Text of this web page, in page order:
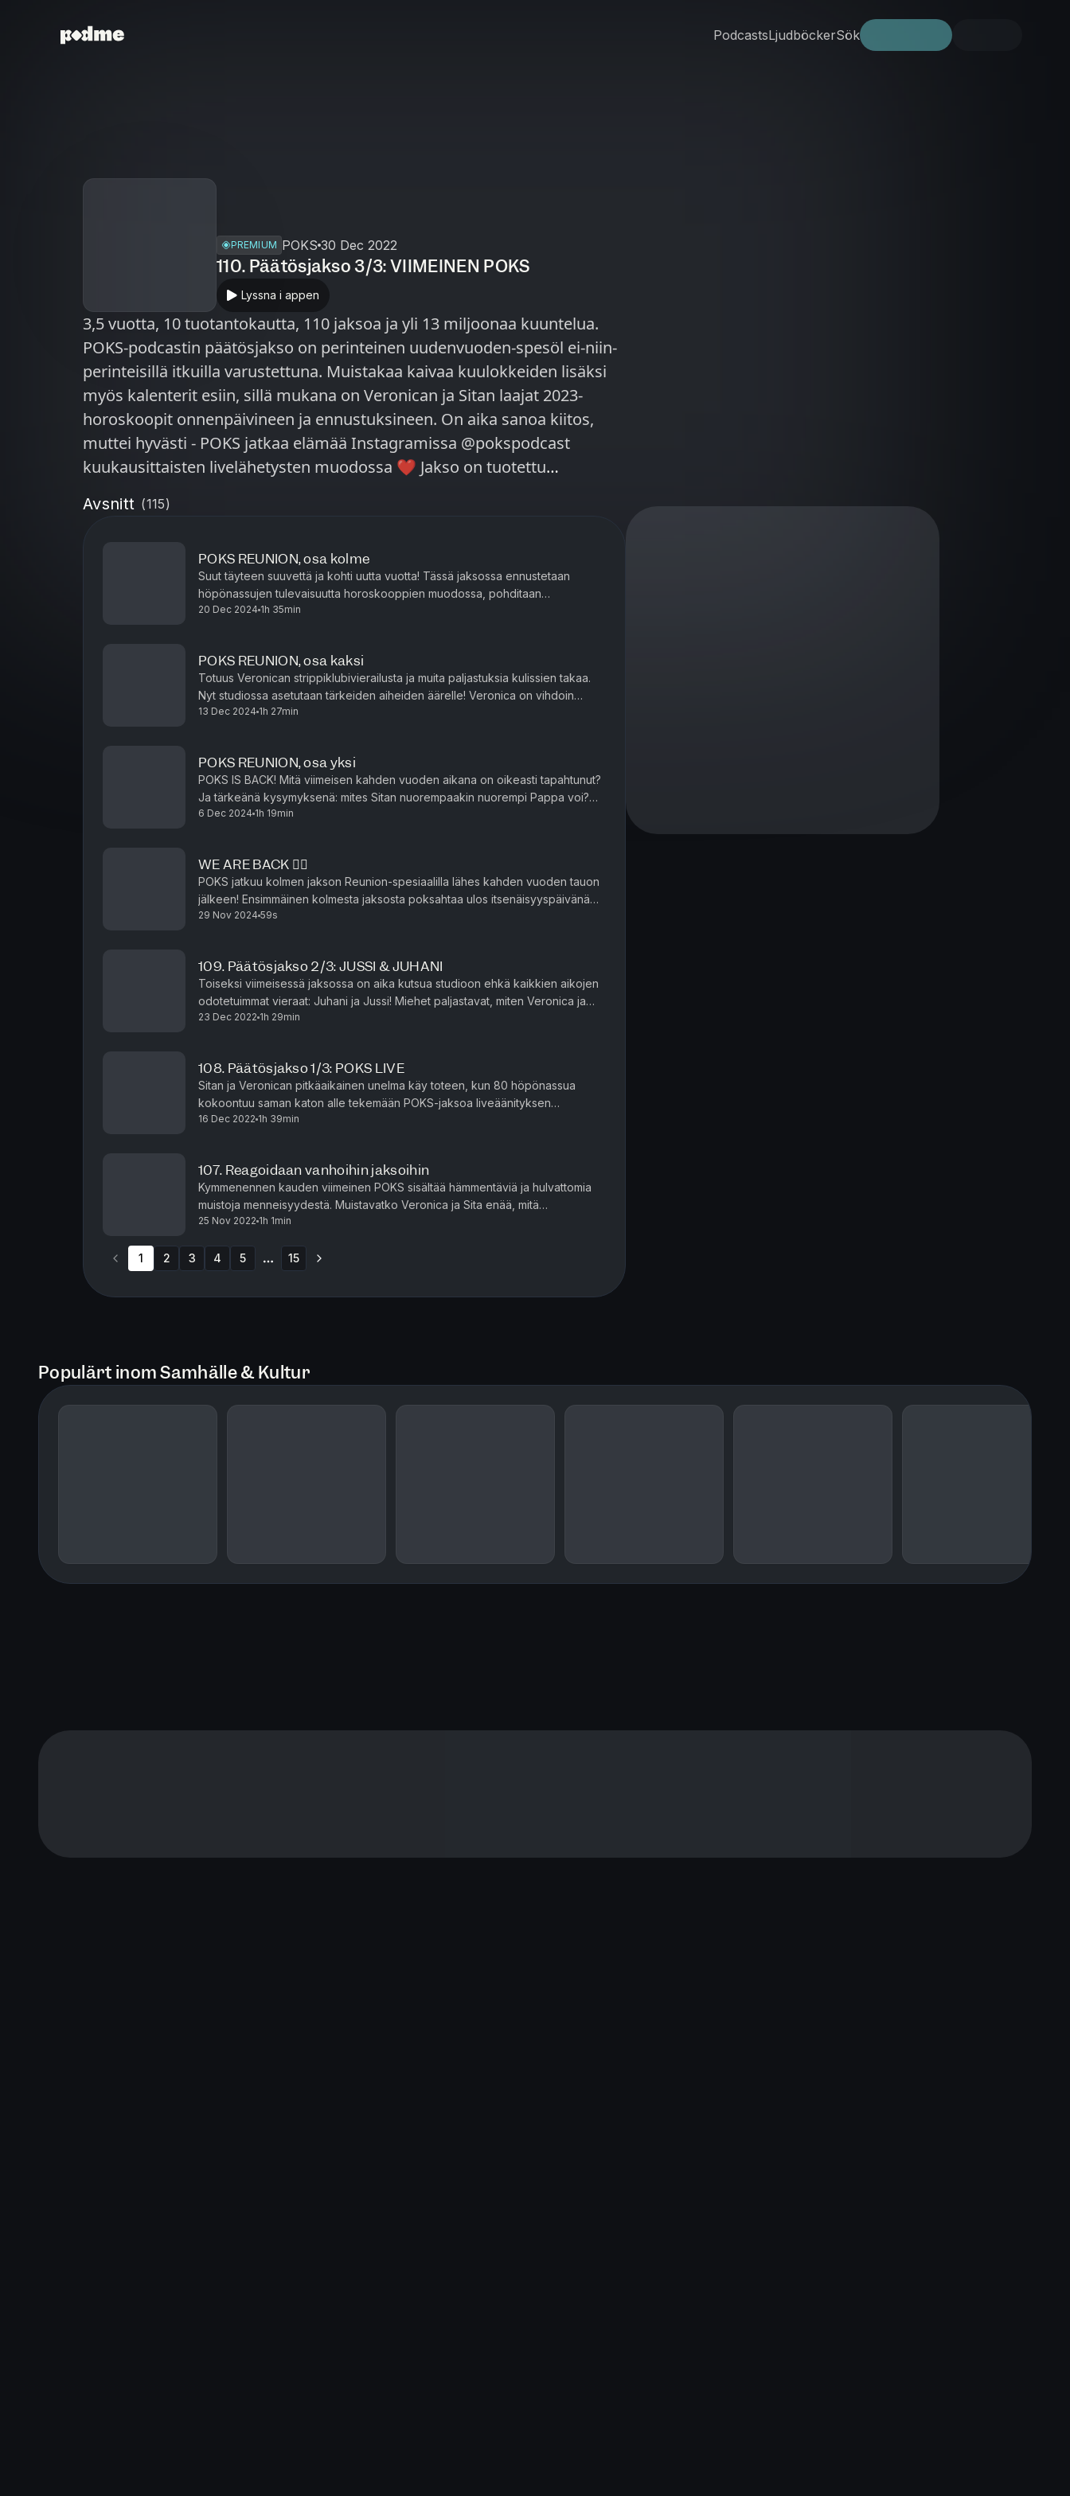
PodcastsLjudböckerSök
PREMIUM POKS 30 Dec 2022
110. Päätösjakso 3/3: VIIMEINEN POKS
Lyssna i appen
3,5 vuotta, 10 tuotantokautta, 110 jaksoa ja yli 13 miljoonaa kuuntelua.
POKS-podcastin päätösjakso on perinteinen uudenvuoden-spesöl ei-niin-
perinteisillä itkuilla varustettuna. Muistakaa kaivaa kuulokkeiden lisäksi
myös kalenterit esiin, sillä mukana on Veronican ja Sitan laajat 2023-
horoskoopit onnenpäivineen ja ennustuksineen. On aika sanoa kiitos,
muttei hyvästi - POKS jatkaa elämää Instagramissa @pokspodcast
kuukausittaisten livelähetysten muodossa ❤️ Jakso on tuotettu
Avsnitt (115)
POKS REUNION, osa kolme
Suut täyteen suuvettä ja kohti uutta vuotta! Tässä jaksossa ennustetaan
höpönassujen tulevaisuutta horoskooppien muodossa, pohditaan
perheenlisäystä ja oman ajan merkitystä. Sita jakaa paljastuksen, m...
20 Dec 2024 1h 35min
POKS REUNION, osa kaksi
Totuus Veronican strippiklubivierailusta ja muita paljastuksia kulissien takaa.
Nyt studiossa asetutaan tärkeiden aiheiden äärelle! Veronica on vihdoin
aloittanut Sitan lempisarjan - oliko siis Game ...
13 Dec 2024 1h 27min
POKS REUNION, osa yksi
POKS IS BACK! Mitä viimeisen kahden vuoden aikana on oikeasti tapahtunut?
Ja tärkeänä kysymyksenä: mites Sitan nuorempaakin nuorempi Pappa voi?
Jaksossa kuullaan kuulumisia ja nauretaan väärälle henki...
6 Dec 2024 1h 19min
WE ARE BACK ❤️‍🔥
POKS jatkuu kolmen jakson Reunion-spesiaalilla lähes kahden vuoden tauon
jälkeen! Ensimmäinen kolmesta jaksosta poksahtaa ulos itsenäisyyspäivänä
6.12. Sita ja Veronica palaavat korviisi tuttuun tapaa...
29 Nov 2024 59s
109. Päätösjakso 2/3: JUSSI & JUHANI
Toiseksi viimeisessä jaksossa on aika kutsua studioon ehkä kaikkien aikojen
odotetuimmat vieraat: Juhani ja Jussi! Miehet paljastavat, miten Veronica ja
Sita eroavat some-persoonastaan sekä ensivaikut...
23 Dec 2022 1h 29min
108. Päätösjakso 1/3: POKS LIVE
Sitan ja Veronican pitkäaikainen unelma käy toteen, kun 80 höpönassua
kokoontuu saman katon alle tekemään POKS-jaksoa liveäänityksen
merkeissä. Luvassa on itkua ja naurua, Jumalan ruoska ja Hyppy tyhj...
16 Dec 2022 1h 39min
107. Reagoidaan vanhoihin jaksoihin
Kymmenennen kauden viimeinen POKS sisältää hämmentäviä ja hulvattomia
muistoja menneisyydestä. Muistavatko Veronica ja Sita enää, mitä
ensimmäisillä kausilla on puhuttu? Mitä märkää housuista löytyi j...
25 Nov 2022 1h 1min
1 2 3 4 5 15
Populärt inom Samhälle & Kultur